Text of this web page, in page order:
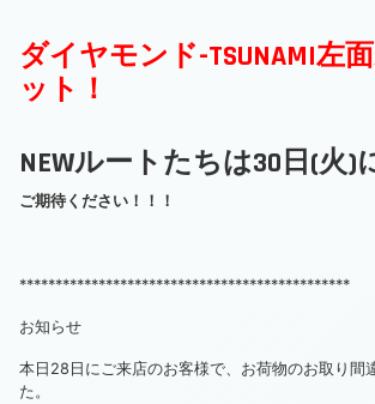
ダイヤモンド-TSUNAMI左
ット！
NEWルートたちは30日(火)
ご期待ください！！！
**********************************************
お知らせ
本日28日にご来店のお客様で、お荷物のお取り間
た。